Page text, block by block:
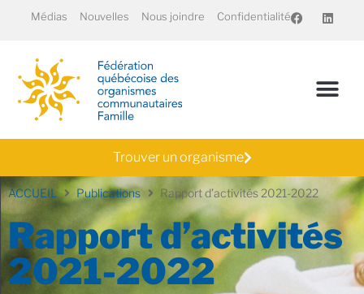
Médias Nouvelles Nous joindre Confidentialité
Trouver un organisme
ACCUEIL Publications Rapport d’activités 2021-2022
Rapport d’activités
2021-2022